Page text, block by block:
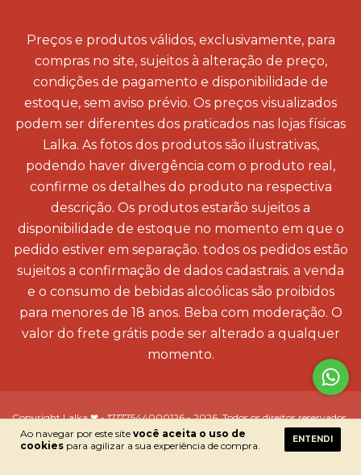
Ao navegar por este site você aceita o uso de
cookies para agilizar a sua experiência de compra.
ENTENDI
Preços e produtos válidos, exclusivamente, para
compras no site, sujeitos à alteração de preço,
condições de pagamento e disponibilidade de
estoque, sem aviso prévio. Os preços visualizados
podem ser diferentes dos praticados nas lojas físicas
Lalka. As fotos dos produtos são ilustrativas,
podendo haver divergência com o produto real,
confirme os detalhes do produto na respectiva
descrição. Os produtos estarão sujeitos a
disponibilidade de estoque no momento em que o
pedido estiver em separação. todos os pedidos estão
sujeitos a confirmação de dados cadastrais. a venda
e o consumo de bebidas alcoólicas são proibidos
para menores de 18 anos. Beba com moderação. O
valor do frete grátis pode ser alterado a qualquer
momento.
Copyright Lalka ❤ - 17177544000126 - 2026. Todos os direitos reservados.